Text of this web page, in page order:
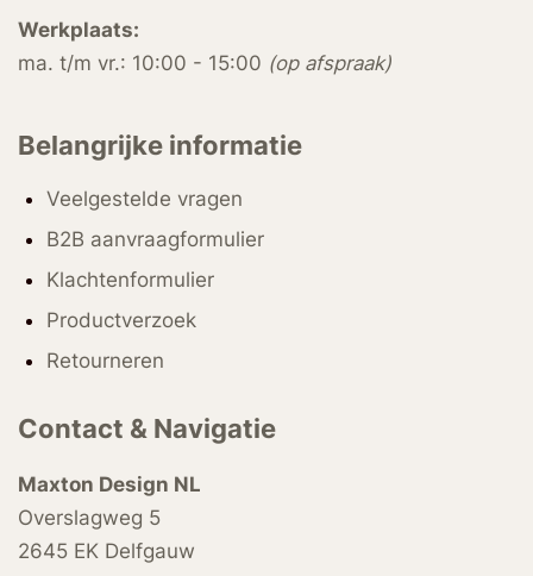
Werkplaats:
ma. t/m vr.: 10:00 - 15:00 (op afspraak)
Belangrijke informatie
Veelgestelde vragen
B2B aanvraagformulier
Klachtenformulier
Productverzoek
Retourneren
Contact & Navigatie
Maxton Design NL
Overslagweg 5
2645 EK Delfgauw